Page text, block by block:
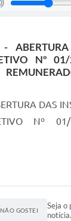
Nº
DAS
Nº
NÃO GOSTEI
Seja o
notícia.